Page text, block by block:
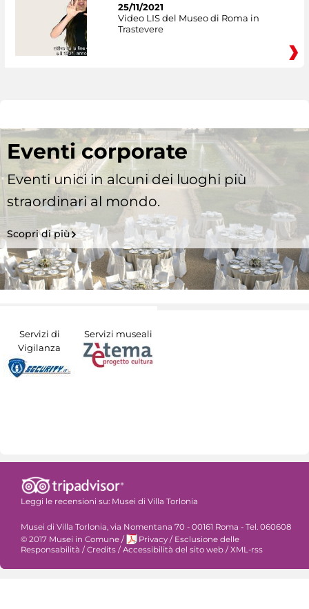
25/11/2021
Video LIS del Museo di Roma in
Trastevere
Eventi corporate
Eventi unici in alcuni dei luoghi più
straordinari al mondo.
Scopri di più
Servizi di
Vigilanza
Servizi museali
Leggi le recensioni su: Musei di Villa Torlonia
Musei di Villa Torlonia, via Nomentana 70 - 00161 Roma - Tel. 060608
© 2017 Musei in Comune / Privacy / Esclusione delle
Responsabilità / Credits / Accessibilità del sito web / XML-rss